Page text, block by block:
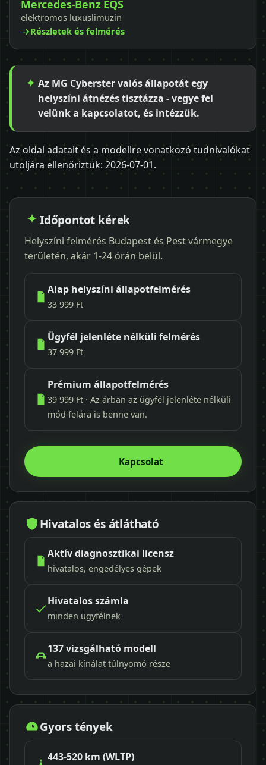
Mercedes-Benz EQS
elektromos luxuslimuzin
Részletek és felmérés
Az MG Cyberster valós állapotát egy
helyszíni átnézés tisztázza - vegye fel
velünk a kapcsolatot, és intézzük.
Az oldal adatait és a modellre vonatkozó tudnivalókat
utoljára ellenőriztük: 2026-07-01.
Időpontot kérek
Helyszíni felmérés Budapest és Pest vármegye
területén, akár 1-24 órán belül.
Alap helyszíni állapotfelmérés
33 999 Ft
Ügyfél jelenléte nélküli felmérés
37 999 Ft
Prémium állapotfelmérés
39 999 Ft · Az árban az ügyfél jelenléte nélküli
mód felára is benne van.
Kapcsolat
Hivatalos és átlátható
Aktív diagnosztikai licensz
hivatalos, engedélyes gépek
Hivatalos számla
minden ügyfélnek
137 vizsgálható modell
a hazai kínálat túlnyomó része
Gyors tények
443-520 km (WLTP)